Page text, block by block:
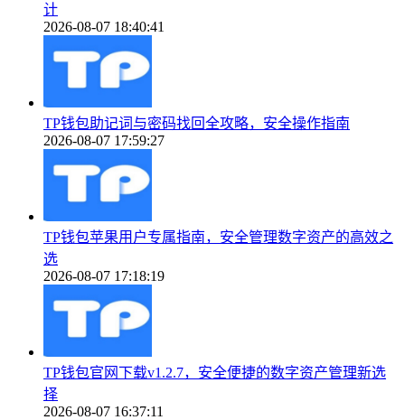
计
2026-08-07 18:40:41
TP钱包助记词与密码找回全攻略，安全操作指南
2026-08-07 17:59:27
TP钱包苹果用户专属指南，安全管理数字资产的高效之
选
2026-08-07 17:18:19
TP钱包官网下载v1.2.7，安全便捷的数字资产管理新选
择
2026-08-07 16:37:11